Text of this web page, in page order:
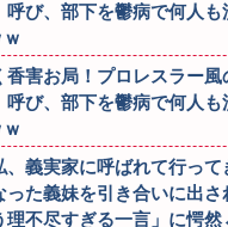
呼び、部下を鬱病で何人
香害お局！プロレスラー
呼び、部下を鬱病で何人
、義実家に呼ばれて行って
った義妹を引き合いに出さ
理不尽すぎる一言」に愕